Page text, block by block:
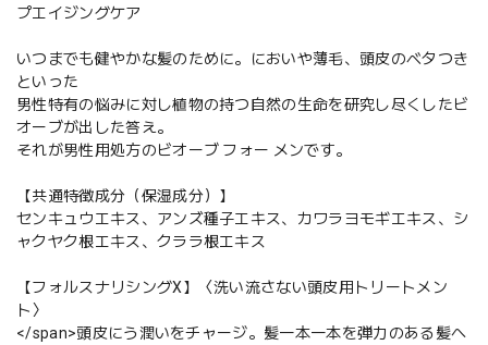
プエイジングケア
いつまでも健やかな髪のために。においや薄毛、頭皮のベタつき
といった
男性特有の悩みに対し植物の持つ自然の生命を研究し尽くしたビ
オーブが出した答え。
それが男性用処方のビオーブ フォー メンです。
【共通特徴成分（保湿成分）】
センキュウエキス、アンズ種子エキス、カワラヨモギエキス、シ
ャクヤク根エキス、クララ根エキス
【フォルスナリシングX】〈洗い流さない頭皮用トリートメン
ト〉
</span>頭皮にう潤いをチャージ。髪一本一本を弾力のある髪へ